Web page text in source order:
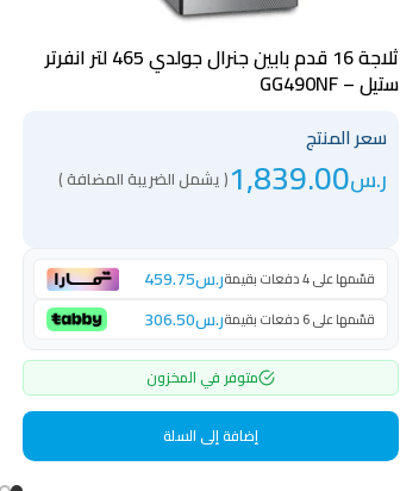
ثلاجة 16 قدم بابين جنرال جولدي 465 لتر انفرتر
ستيل – GG490NF
سعر المنتج
ر.س1,839.00( يشمل الضريبة المضافة )
قسّمها على 4 دفعات بقيمة ر.س459.75
قسّمها على 6 دفعات بقيمة ر.س306.50
متوفر في المخزون
إضافة إلى السلة